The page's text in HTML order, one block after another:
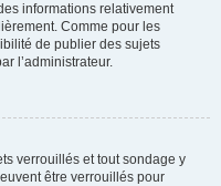
informations relativement
Comme pour les
de publier des sujets
l’administrateur.
verrouillés et tout sondage y
être verrouillés pour